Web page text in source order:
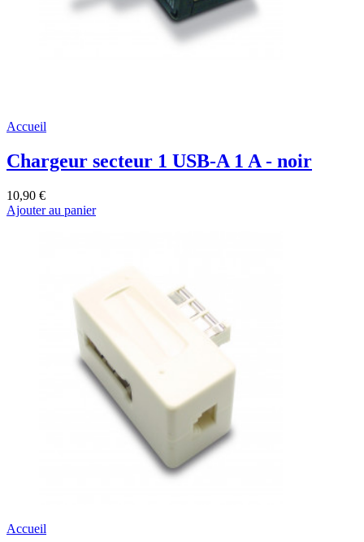
Accueil
Chargeur secteur 1 USB-A 1 A - noir
10,90 €
Ajouter au panier
Accueil